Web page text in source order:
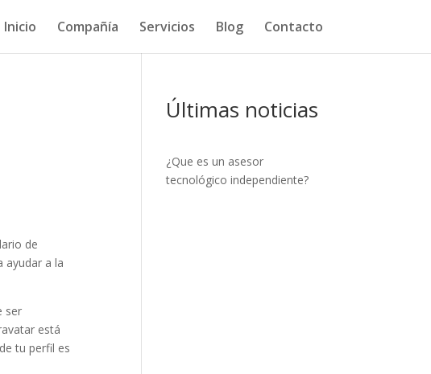
Inicio Compañía Servicios Blog Contacto
de
ayudar a la
ser
está
tu perfil es
Últimas noticias
¿Que es un asesor
tecnológico independiente?